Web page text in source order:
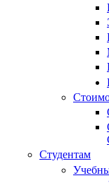
Студентам